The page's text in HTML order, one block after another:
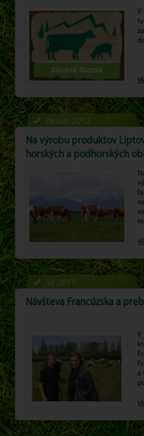
V
Na výrobu produktov
horských a podhorských
Január 2012
Návšteva Francúzska a
júl 2011
V
a